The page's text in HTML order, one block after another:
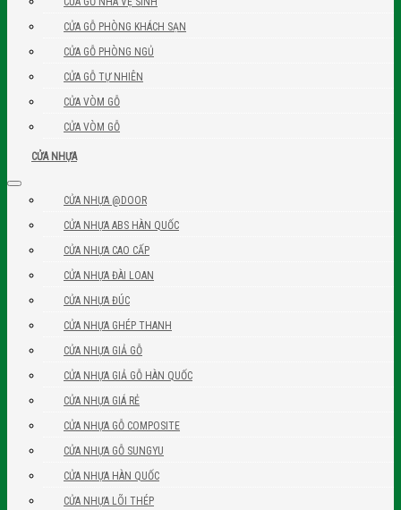
CỬA GỖ PHÒNG KHÁCH SẠN
CỬA GỖ PHÒNG NGỦ
CỬA GỖ TỰ NHIÊN
CỬA VÒM GỖ
CỬA VÒM GỖ
CỬA NHỰA
CỬA NHỰA @DOOR
CỬA NHỰA ABS HÀN QUỐC
CỬA NHỰA CAO CẤP
CỬA NHỰA ĐÀI LOAN
CỬA NHỰA ĐÚC
CỬA NHỰA GHÉP THANH
CỬA NHỰA GIẢ GỖ
CỬA NHỰA GIẢ GỖ HÀN QUỐC
CỬA NHỰA GIÁ RẺ
CỬA NHỰA GỖ COMPOSITE
CỬA NHỰA GỖ SUNGYU
CỬA NHỰA HÀN QUỐC
CỬA NHỰA LÕI THÉP